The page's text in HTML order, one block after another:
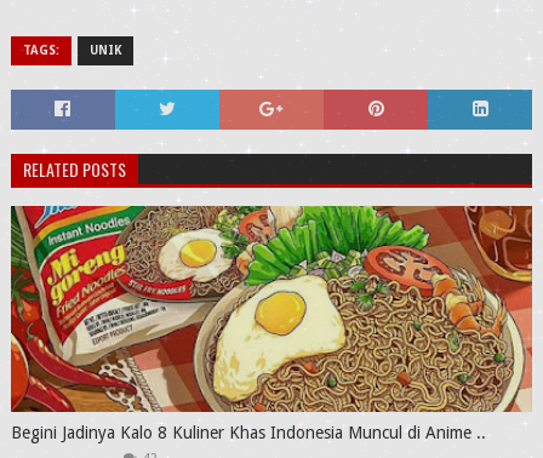
TAGS: UNIK
RELATED POSTS
Begini Jadinya Kalo 8 Kuliner Khas Indonesia Muncul di Anime ..